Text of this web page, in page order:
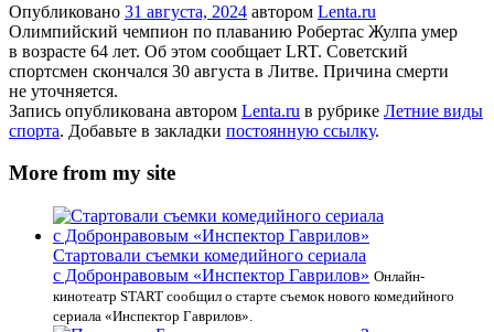
Опубликовано 31 августа, 2024 автором Lenta.ru
Олимпийский чемпион по плаванию Робертас Жулпа умер
в возрасте 64 лет. Об этом сообщает LRT. Советский
спортсмен скончался 30 августа в Литве. Причина смерти
не уточняется.
Запись опубликована автором Lenta.ru в рубрике Летние виды
спорта. Добавьте в закладки постоянную ссылку.
More from my site
Стартовали съемки комедийного сериала
с Добронравовым «Инспектор Гаврилов» Онлайн-
кинотеатр START сообщил о старте съемок нового комедийного
сериала «Инспектор Гаврилов».